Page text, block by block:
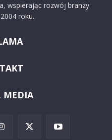
wspierając rozwój branży
roku.
MEDIA